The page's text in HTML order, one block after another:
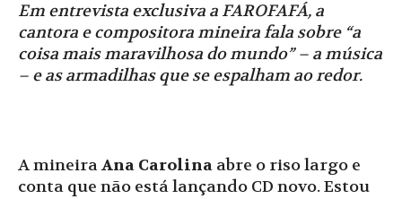
Em entrevista exclusiva a FAROFAFÁ, a
cantora e compositora mineira fala sobre “a
coisa mais maravilhosa do mundo” – a música
– e as armadilhas que se espalham ao redor.
A mineiraAna Carolina abre o riso largo e
conta que não está lançando CD novo. Estou